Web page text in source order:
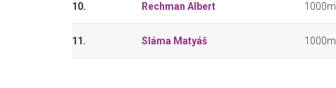
10. Rechman Albert 1000m
11. Sláma Matyáš 1000m